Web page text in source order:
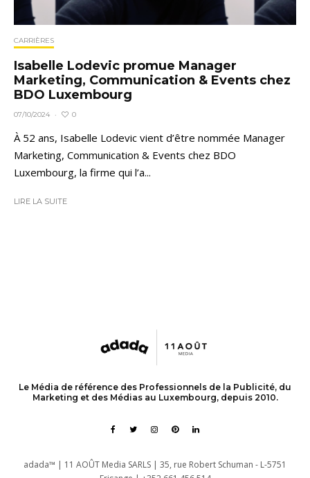
CARRIÈRES
Isabelle Lodevic promue Manager
Marketing, Communication & Events chez
BDO Luxembourg
07/10/2024 · 0
À 52 ans, Isabelle Lodevic vient d’être nommée Manager
Marketing, Communication & Events chez BDO
Luxembourg, la firme qui l’a...
LIRE LA SUITE
Le Média de référence des Professionnels de la Publicité, du
Marketing et des Médias au Luxembourg, depuis 2010.
adada™ | 11 AOÛT Media SARLS | 35, rue Robert Schuman - L-5751